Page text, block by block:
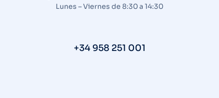
Lunes – Viernes de 8:30 a 14:30
+34 958 251 001